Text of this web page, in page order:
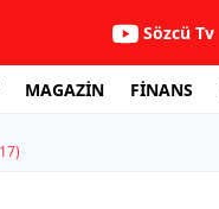
Sözcü Tv
MAGAZİN FİNANS